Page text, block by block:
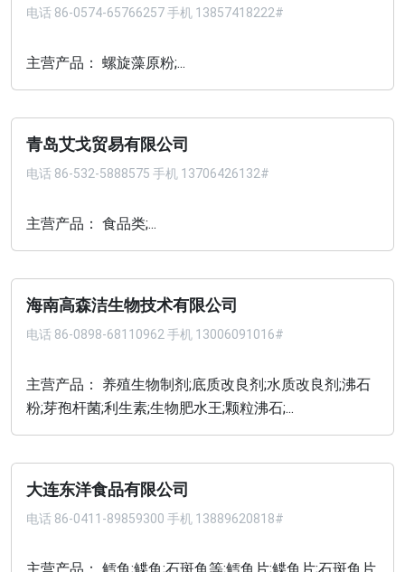
电话 86-0574-65766257 手机 13857418222#
主营产品： 螺旋藻原粉;...
青岛艾戈贸易有限公司
电话 86-532-5888575 手机 13706426132#
主营产品： 食品类;...
海南高森洁生物技术有限公司
电话 86-0898-68110962 手机 13006091016#
主营产品： 养殖生物制剂;底质改良剂;水质改良剂;沸石
粉;芽孢杆菌;利生素;生物肥水王;颗粒沸石;...
大连东洋食品有限公司
电话 86-0411-89859300 手机 13889620818#